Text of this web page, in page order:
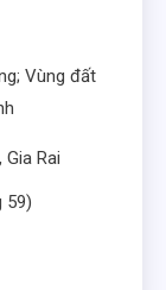
Vùng đất
Rai
59)